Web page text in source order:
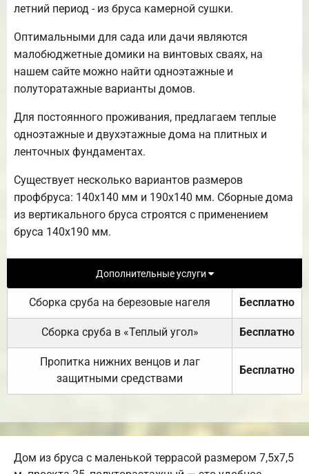
летний период - из бруса камерной сушки.
Оптимальными для сада или дачи являются
малобюджетные домики на винтовых сваях, на
нашем сайте можно найти одноэтажные и
полуторатажные варианты домов.
Для постоянного проживания, предлагаем теплые
одноэтажные и двухэтажные дома на плитных и
ленточных фундаментах.
Существует несколько вариантов размеров
профбруса: 140х140 мм и 190х140 мм. Сборные дома
из вертикального бруса строятся с применением
бруса 140х190 мм.
Дополнительные услуги
Сборка сруба на березовые нагеля Бесплатно
Сборка сруба в «Теплый угол» Бесплатно
Пропитка нижних венцов и лаг
защитными средствами
Бесплатно
Дом из бруса с маленькой террасой размером 7,5х7,5